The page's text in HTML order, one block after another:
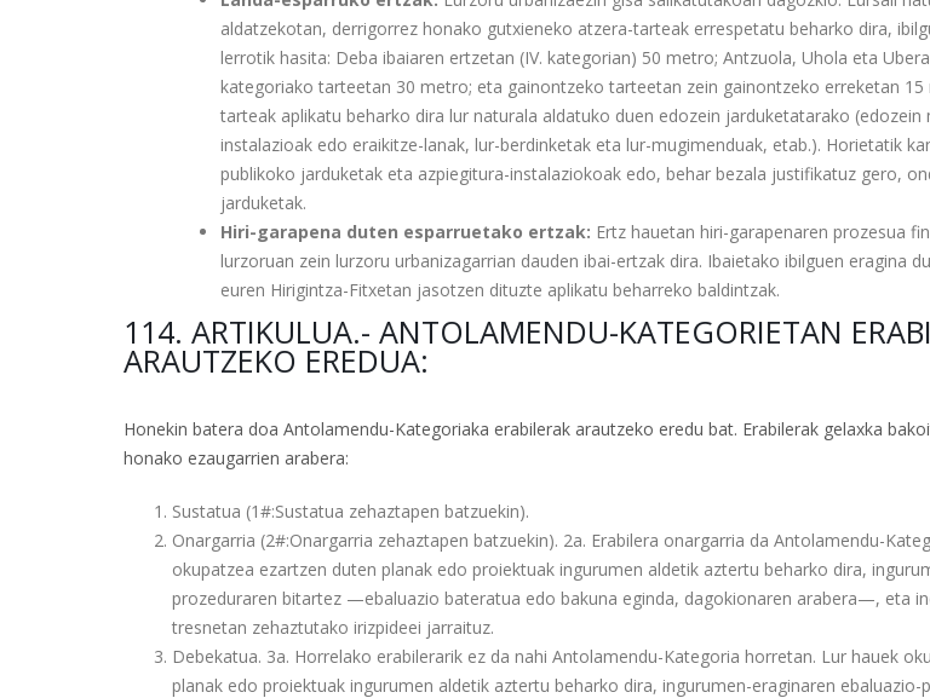
aldatzekotan, derrigorrez honako gutxieneko atzera-tarteak errespetatu beharko dira,
lerrotik hasita: Deba ibaiaren ertzetan (IV. kategorian) 50 metro; Antzuola, Uhola eta
kategoriako tarteetan 30 metro; eta gainontzeko tarteetan zein gainontzeko erreketan
tarteak aplikatu beharko dira lur naturala aldatuko duen edozein jarduketatarako
instalazioak edo eraikitze-lanak, lur-berdinketak eta lur-mugimenduak, etab.). Horietatik
publikoko jarduketak eta azpiegitura-instalaziokoak edo, behar bezala justifikatuz gero,
jarduketak.
Hiri-garapena duten esparruetako ertzak: Ertz hauetan hiri-garapenaren prozesua
lurzoruan zein lurzoru urbanizagarrian dauden ibai-ertzak dira. Ibaietako ibilguen eragina
euren Hirigintza-Fitxetan jasotzen dituzte aplikatu beharreko baldintzak.
114. ARTIKULUA.- ANTOLAMENDU-KATEGORIETAN
ARAUTZEKO EREDUA:
Honekin batera doa Antolamendu-Kategoriaka erabilerak arautzeko eredu bat. Erabilerak gelaxka
honako ezaugarrien arabera:
Sustatua (1#:Sustatua zehaztapen batzuekin).
Onargarria (2#:Onargarria zehaztapen batzuekin). 2a. Erabilera onargarria da Antolamendu-
okupatzea ezartzen duten planak edo proiektuak ingurumen aldetik aztertu beharko dira,
prozeduraren bitartez —ebaluazio bateratua edo bakuna eginda, dagokionaren arabera—, eta
tresnetan zehaztutako irizpideei jarraituz.
Debekatua. 3a. Horrelako erabilerarik ez da nahi Antolamendu-Kategoria horretan. Lur hauek
planak edo proiektuak ingurumen aldetik aztertu beharko dira, ingurumen-eraginaren